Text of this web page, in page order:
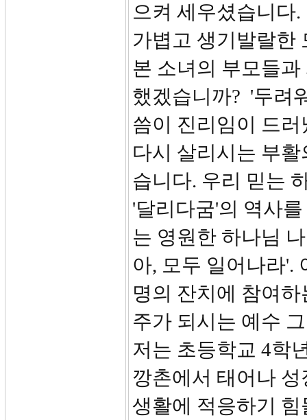
으켜 세우셨습니다
가볍고 생기발랄한
본 소녀의 부모들
했겠습니까? '두려
씀이 진리임이 드
다시 살리시는 부
습니다. 우리 믿는
'달리다굼'의 역사
는 영원한 하나님
아, 모두 일어나라'.
명의 잔치에 참여
주가 되시는 예수
저는 초등학교 4학
깡촌에서 태어나
생활에 적응하기